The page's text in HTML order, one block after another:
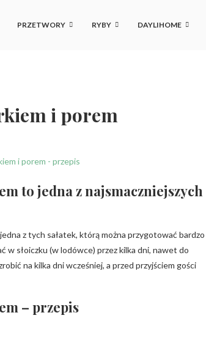
PRZETWORY RYBY DAYLIHOME
i porem
to jedna z najsmaczniejszych
z tych sałatek, którą można przygotować bardzo
w słoiczku (w lodówce) przez kilka dni, nawet do
na kilka dni wcześniej, a przed przyjściem gości
– przepis